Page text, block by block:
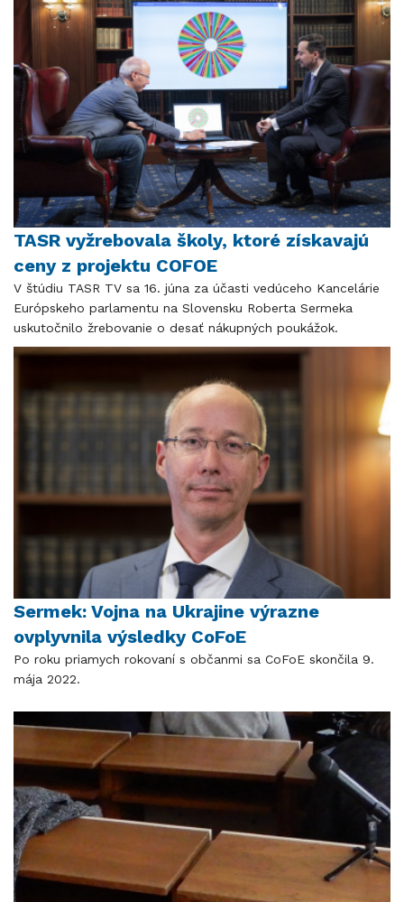
TASR vyžrebovala školy, ktoré získavajú
ceny z projektu COFOE
V štúdiu TASR TV sa 16. júna za účasti vedúceho Kancelárie
Európskeho parlamentu na Slovensku Roberta Sermeka
uskutočnilo žrebovanie o desať nákupných poukážok.
Sermek: Vojna na Ukrajine výrazne
ovplyvnila výsledky CoFoE
Po roku priamych rokovaní s občanmi sa CoFoE skončila 9.
mája 2022.